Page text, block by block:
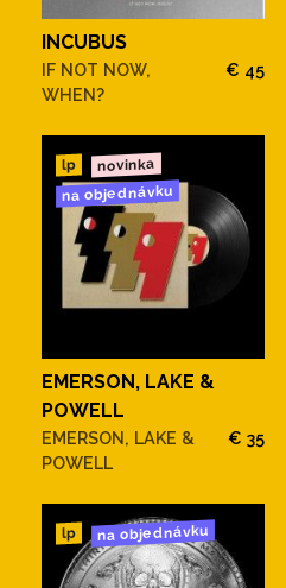
INCUBUS
IF NOT NOW,
WHEN?
€ 45
lp novinka
na objednávku
EMERSON, LAKE &
POWELL
EMERSON, LAKE &
POWELL
€ 35
lp na objednávku